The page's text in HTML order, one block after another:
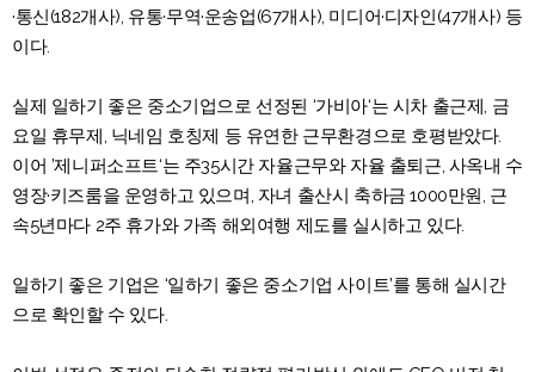
·통신(182개사), 유통·무역·운송업(67개사), 미디어·디자인(47개사) 등
이다.
실제 일하기 좋은 중소기업으로 선정된 ‘가비아‘는 시차 출근제, 금
요일 휴무제, 닉네임 호칭제 등 유연한 근무환경으로 호평받았다.
이어 ’제니퍼소프트‘는 주35시간 자율근무와 자율 출퇴근, 사옥내 수
영장·키즈룸을 운영하고 있으며, 자녀 출산시 축하금 1000만원, 근
속5년마다 2주 휴가와 가족 해외여행 제도를 실시하고 있다.
일하기 좋은 기업은 ‘일하기 좋은 중소기업 사이트’를 통해 실시간
으로 확인할 수 있다.